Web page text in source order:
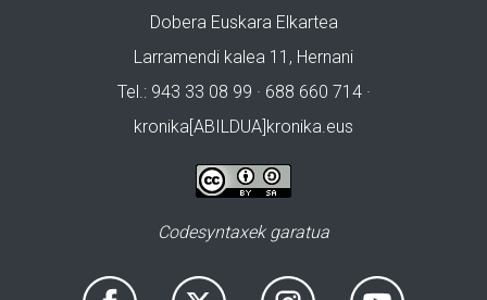
Dobera Euskara Elkartea
Larramendi kalea 11, Hernani
Tel.: 943 33 08 99 · 688 660 714 ·
kronika[ABILDUA]kronika.eus
Codesyntaxek garatua